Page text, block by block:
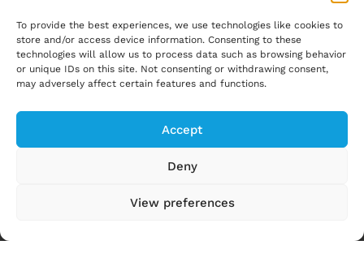
To provide the best experiences, we use technologies like cookies to
store and/or access device information. Consenting to these
technologies will allow us to process data such as browsing behavior
or unique IDs on this site. Not consenting or withdrawing consent,
may adversely affect certain features and functions.
Accept
Deny
View preferences
Links
Homepage
Energiewende
Energy Explorers